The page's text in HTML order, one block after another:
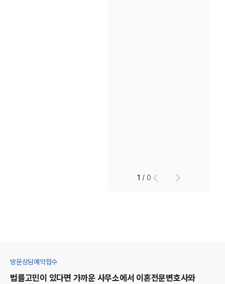
1 /0
방문상담예약접수
법률고민이 있다면 가까운 사무소에서 이혼전문변호사와